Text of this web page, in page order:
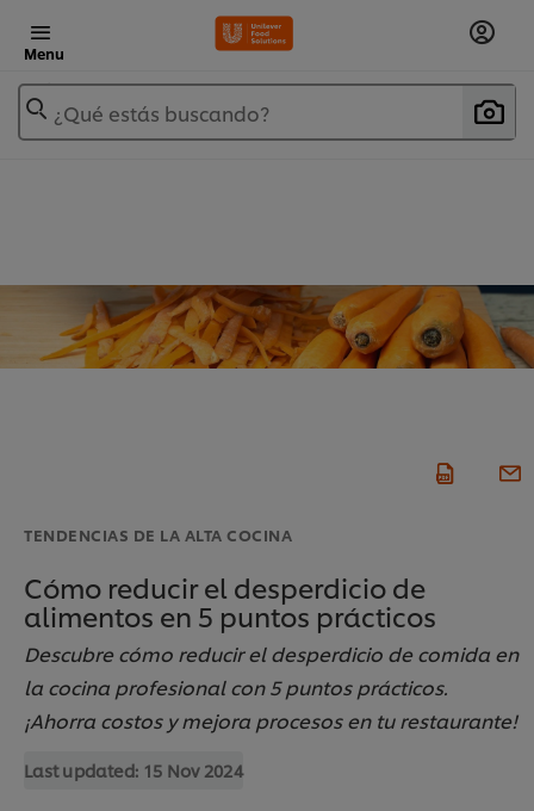
Menu
¿Qué estás buscando?
TENDENCIAS DE LA ALTA COCINA
Cómo reducir el desperdicio de
alimentos en 5 puntos prácticos
Descubre cómo reducir el desperdicio de comida en
la cocina profesional con 5 puntos prácticos.
¡Ahorra costos y mejora procesos en tu restaurante!
Last updated: 15 Nov 2024